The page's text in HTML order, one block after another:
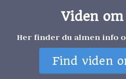
Viden
Her finder du almen info
Find viden